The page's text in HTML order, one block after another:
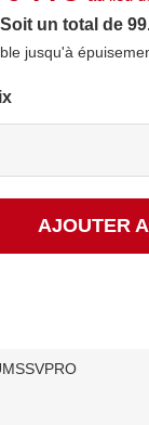
Soit un total de
jusqu'à
AJOUTER